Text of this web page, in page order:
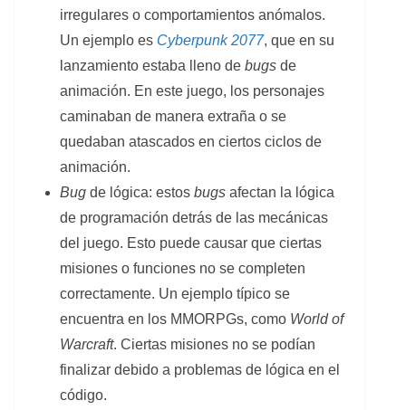
irregulares o comportamientos anómalos.
Un ejemplo es Cyberpunk 2077, que en su
lanzamiento estaba lleno de bugs de
animación. En este juego, los personajes
caminaban de manera extraña o se
quedaban atascados en ciertos ciclos de
animación.
Bug de lógica: estos bugs afectan la lógica
de programación detrás de las mecánicas
del juego. Esto puede causar que ciertas
misiones o funciones no se completen
correctamente. Un ejemplo típico se
encuentra en los MMORPGs, como World of
Warcraft. Ciertas misiones no se podían
finalizar debido a problemas de lógica en el
código.